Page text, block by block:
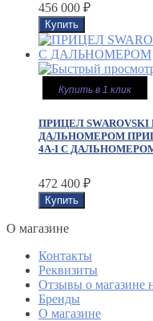
456 000 ₽
Купить в 1 клик
ПРИЦЕЛ SWAROVSKI
ДАЛЬНОМЕРОМ
4A-I С
472 400 ₽
O магазине
Контакты
Реквизиты
Отзывы о магазине
Бренды
О магазине